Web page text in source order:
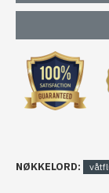
NØKKELORD: